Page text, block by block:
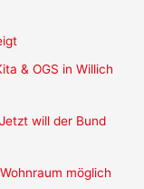
& OGS in Willich
will der Bund
möglich